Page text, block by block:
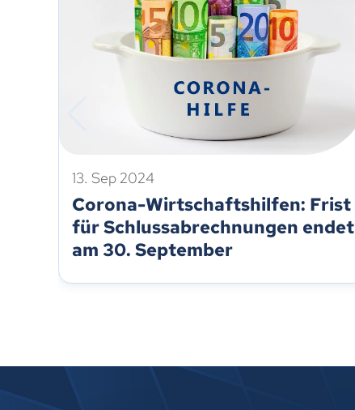
13. Sep 2024
Corona-Wirtschaftshilfen: Frist
für Schlussabrechnungen endet
am 30. September